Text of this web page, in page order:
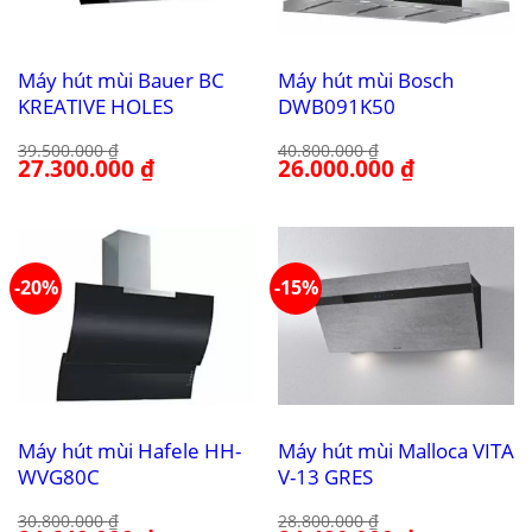
Máy hút mùi Bauer BC
KREATIVE HOLES
39.500.000₫
Giá
gốc
27.300.000₫Giá
hiện
Máy hút mùi Bosch
DWB091K50
40.800.000₫
Giá
gốc
26.000.000₫Giá
hiện
26.000.000 ₫.
-20%
Máy hút mùi Hafele HH-
WVG80C
30.800.000₫
-15%
Máy hút mùi Malloca VITA
V-13 GRES
28.800.000₫